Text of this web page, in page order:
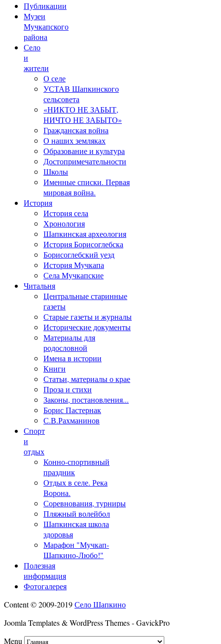
Публикации
Музеи
Мучкапского
района
Село
и
жители
О селе
УСТАВ Шапкинского
сельсовета
«НИКТО НЕ ЗАБЫТ,
НИЧТО НЕ ЗАБЫТО»
Гражданская война
О наших земляках
Образование и культура
Достопримечательности
Школы
Именные списки. Первая
мировая война.
История
История села
Хронология
Шапкинская археология
История Борисоглебска
Борисоглебский уезд
История Мучкапа
Села Мучкапские
Читальня
Центральные старинные
газеты
Старые газеты и журналы
Исторические документы
Материалы для
родословной
Имена в истории
Книги
Статьи, материалы о крае
Проза и стихи
Законы, постановления...
Борис Пастернак
С.В.Рахманинов
Спорт
и
отдых
Конно-спортивный
праздник
Отдых в селе. Река
Ворона.
Соревнования, турниры
Пляжный волейбол
Шапкинская школа
здоровья
Марафон "Мучкап-
Шапкино-Любо!"
Полезная
информация
Фотогалерея
Content © 2009-2019Село Шапкино
Joomla Templates & WordPress Themes - GavickPro
Menu